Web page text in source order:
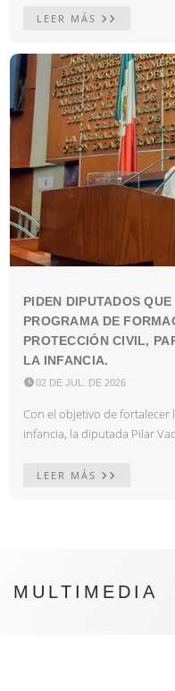
LEER MÁS
PIDEN DIPUTADOS
PROGRAMA DE
PROTECCIÓN CIVIL,
LA INFANCIA.
02 DE JUL. DE 2026
Con el objetivo de fortalecer
infancia, la diputada Pilar
LEER MÁS
MULTIMEDIA